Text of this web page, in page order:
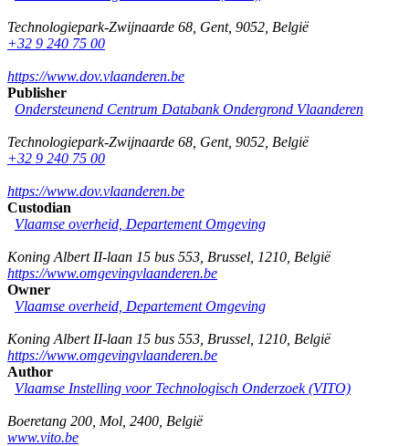
Technologiepark-Zwijnaarde 68 Gent, 9052 België
+32 9 240 75 00
https://www.dov.vlaanderen.be
Publisher
Ondersteunend Centrum Databank Ondergrond Vlaanderen
Technologiepark-Zwijnaarde 68 Gent, 9052 België
+32 9 240 75 00
https://www.dov.vlaanderen.be
Custodian
Vlaamse overheid, Departement Omgeving
Koning Albert II-laan 15 bus 553 Brussel 1210 België
https://www.omgevingvlaanderen.be
Owner
Vlaamse overheid, Departement Omgeving
Koning Albert II-laan 15 bus 553 Brussel 1210 België
https://www.omgevingvlaanderen.be
Author
Vlaamse Instelling voor Technologisch Onderzoek (VITO)
Boeretang 200 Mol 2400 België
www.vito.be